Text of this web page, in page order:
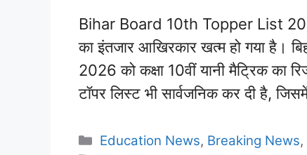
Bihar Board 10th Topper List
का इंतजार आखिरकार खत्म हो गया है।
2026 को कक्षा 10वीं यानी मैट्रिक का
टॉपर लिस्ट भी सार्वजनिक कर दी है,
Categories
Education News, Breaking News,